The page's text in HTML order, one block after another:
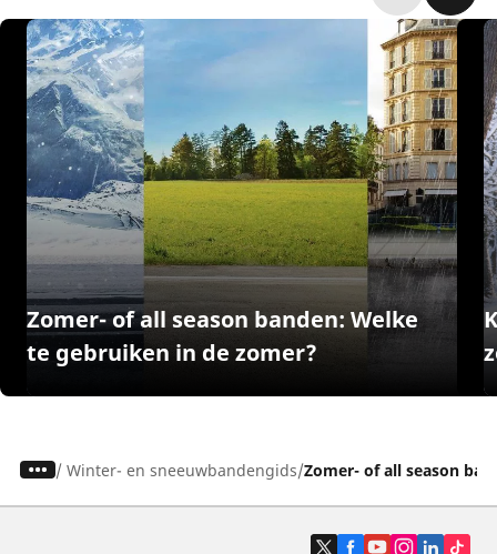
Zomer- of all season banden: Welke
te gebruiken in de zomer?
/ Winter- en sneeuwbandengids Zomer- of all season